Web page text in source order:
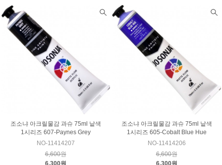
조소냐 아크릴물감 과슈 75ml 낱색
1시리즈 607-Paynes Grey
NO-11414207
6,600원
6,300원
조소냐 아크릴물감 과슈 75ml 낱색
1시리즈 605-Cobalt Blue Hue
NO-11414206
6,600원
6,300원